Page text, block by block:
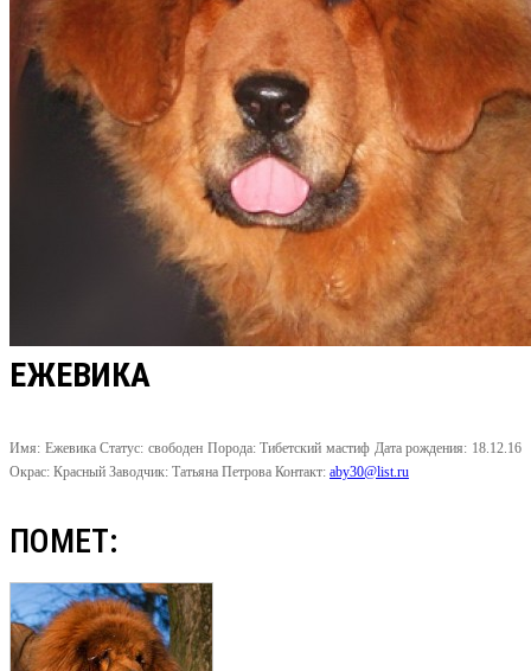
ЕЖЕВИКА
Имя: ЕжевикаСтатус: свободен Порода:Тибетский мастиф Дата рождения: 18.12.16
Окрас: Красный Заводчик: Татьяна Петрова Контакт: aby30@list.ru
ПОМЕТ: